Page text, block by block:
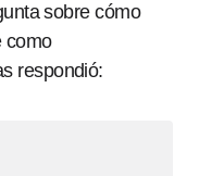
sobre cómo
como
respondió: